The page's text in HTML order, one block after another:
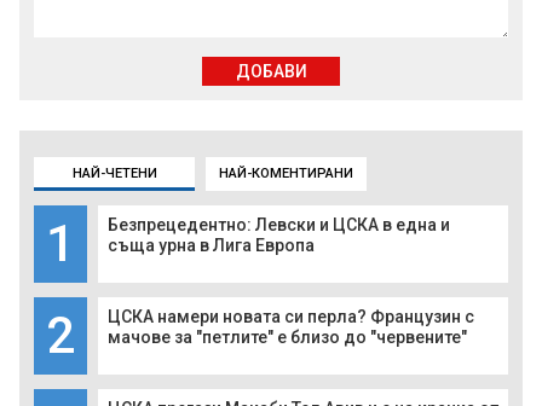
НАЙ-ЧЕТЕНИ НАЙ-КОМЕНТИРАНИ
1
Безпрецедентно: Левски и ЦСКА в една и
съща урна в Лига Европа
2
ЦСКА намери новата си перла? Французин с
мачове за "петлите" е близо до "червените"
ДОБАВИ